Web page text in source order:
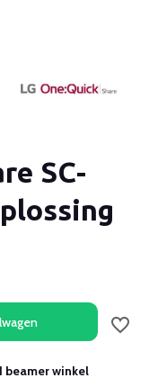
SC-
beamer winkel